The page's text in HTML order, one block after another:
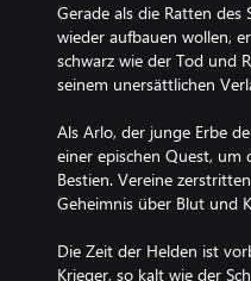
Gerade als die Ratten
wieder aufbauen wollen,
schwarz wie der Tod und
seinem unersättlichen
Als Arlo, der junge Erbe
einer epischen Quest, um
Bestien. Vereine
Geheimnis über Blut und
Die Zeit der Helden ist
Krieger, so kalt wie der